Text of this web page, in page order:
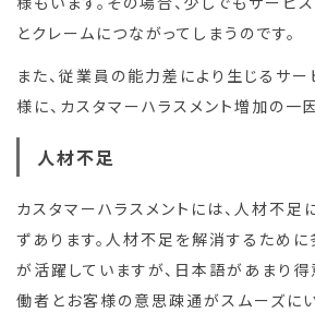
とクレームにつながってしまうのです。
また、従業員の能力差により生じるサ
様に、カスタマーハラスメント増加の一
人材不足
カスタマーハラスメントには、人材不足
ずあります。人材不足を解消するため
が活躍していますが、日本語があまり
働者とお客様の意思疎通がスムーズに